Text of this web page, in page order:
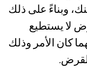
وبناءً على ذلك
لا يستطيع
كان الأمر وذلك